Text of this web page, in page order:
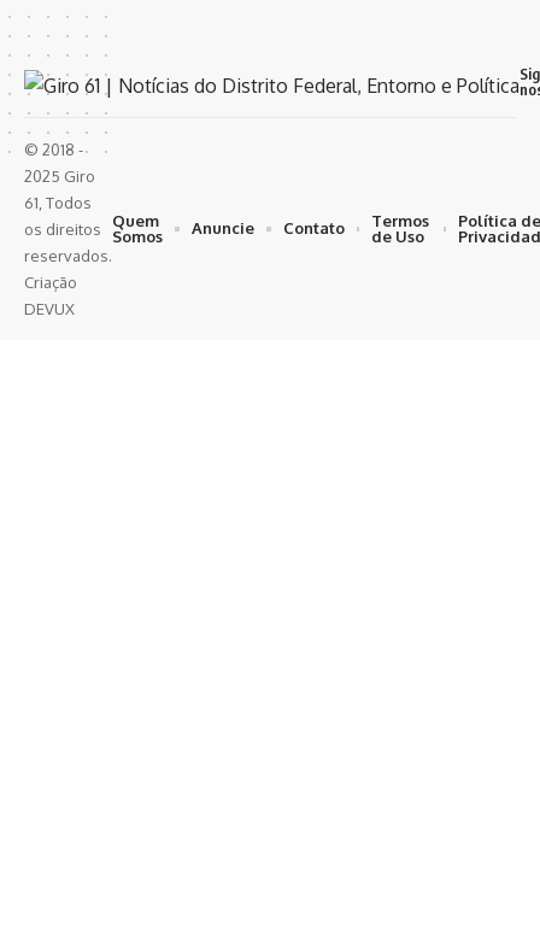
© 2018 -
2025 Giro
61, Todos
os direitos
reservados.
Criação
DEVUX
Quem
Somos
Anuncie Contato
Termos
de Uso
Política